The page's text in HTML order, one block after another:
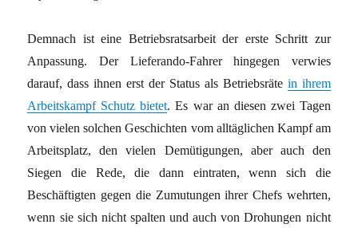
Demnach ist eine Betriebsratsarbeit der erste Schritt zur
Anpassung. Der Lieferando-Fahrer hingegen verwies
darauf, dass ihnen erst der Status als Betriebsräte in ihrem
Arbeitskampf Schutz bietet. Es war an diesen zwei Tagen
von vielen solchen Geschichten vom alltäglichen Kampf am
Arbeitsplatz, den vielen Demütigungen, aber auch den
Siegen die Rede, die dann eintraten, wenn sich die
Beschäftigten gegen die Zumutungen ihrer Chefs wehrten,
wenn sie sich nicht spalten und auch von Drohungen nicht